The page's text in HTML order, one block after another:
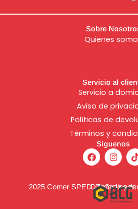
Sobre
Quienes
Servicio al
Servicio a
Aviso de
Políticas de
Términos y
Síguenos
F
a
c
b
o
o
I
n
s
a
g
r
i
k
2025 Comer SPED. Todos los
Diseñado por: